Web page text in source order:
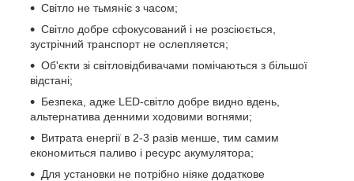
Світло не тьмяніє з часом;
Світло добре сфокусований і не розсіюється,
зустрічний транспорт не ослепляется;
Об'єкти зі світловідбивачами помічаються з більшої
відстані;
Безпека, адже LED-світло добре видно вдень,
альтернатива денними ходовими вогнями;
Витрата енергії в 2-3 разів менше, тим самим
економиться паливо і ресурс акумулятора;
Для установки не потрібно ніяке додаткове